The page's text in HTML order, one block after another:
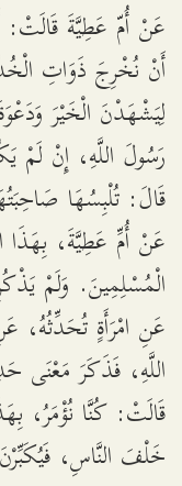
عَنْ أُمّ عَطِيَّةَ قَالَتْ:
أَنْ نُخْرِجَ ذَوَاتِ
لِيَشْهَدْنَ الْخَيْرَ
رَسُولَ اللَّهِ، إِنْ
قَالَ: تُلْبِسُهَا
عَنْ أُمِّ عَطِيَّةَ،
الْمُسْلِمِينَ. وَلَمْ
عَنِ امْرَأَةٍ تُحَدِّثُهُ،
اللَّهِ، فَذَكَرَ
قَالَتْ: كُنَّا نُؤْمَرُ،
خَلْفَ النَّاسِ،